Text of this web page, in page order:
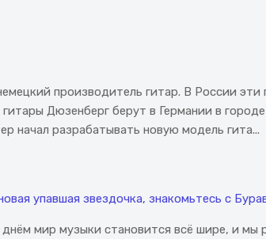
производитель гитар. В России
гитары Дюзенберг берут в Германии в
начал разрабатывать новую модель гита...
упавшая звездочка, знакомьтесь с
мир музыки становится всё шире, и мы